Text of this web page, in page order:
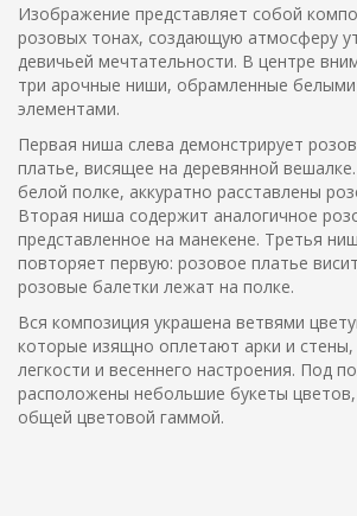
Изображение представляет собой
розовых тонах, создающую атмосферу
девичьей мечтательности. В центре
три арочные ниши, обрамленные
элементами.
Первая ниша слева демонстрирует
платье, висящее на деревянной
белой полке, аккуратно расставлены
Вторая ниша содержит аналогичное
представленное на манекене. Третья
повторяет первую: розовое платье
розовые балетки лежат на полке.
Вся композиция украшена ветвями
которые изящно оплетают арки и стены,
легкости и весеннего настроения. Под
расположены небольшие букеты
общей цветовой гаммой.